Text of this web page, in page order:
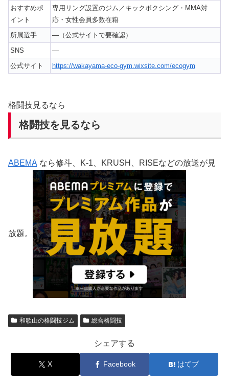
おすすめポ
イント
専用リング設置のジム／キックボクシング・MMA対
応・女性会員多数在籍
所属選手
—（公式サイトで要確認）
SNS
—
公式サイト
https://wakayama-eco-gym.wixsite.com/ecogym
格闘技見るなら
格闘技を見るなら
ABEMA なら修斗、K-1、KRUSH、RISEなどの放送が見
放題。
和歌山の格闘技ジム 総合格闘技
シェアする
X Facebook はてブ